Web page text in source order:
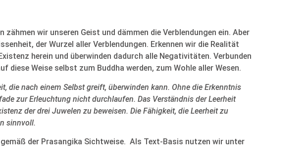
wir unseren Geist und dämmen die Verblendungen ein. Aber
der Wurzel aller Verblendungen. Erkennen wir die Realität
herein und überwinden dadurch alle Negativitäten. Verbunden
Weise selbst zum Buddha werden, zum Wohle aller Wesen.
die nach einem Selbst greift, überwinden kann. Ohne die Erkenntnis
zur Erleuchtung nicht durchlaufen. Das Verständnis der Leerheit
der drei Juwelen zu beweisen. Die Fähigkeit, die Leerheit zu
sinnvoll.
der Prasangika Sichtweise. Als Text-Basis nutzen wir unter